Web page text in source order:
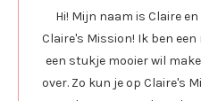
Hi! Mijn naam is Claire
Claire's Mission! Ik ben
een stukje mooier wil
over. Zo kun je op Claire's